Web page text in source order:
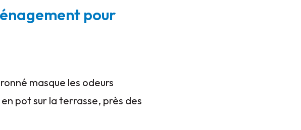
pour
masque les odeurs
pot sur la terrasse, près des